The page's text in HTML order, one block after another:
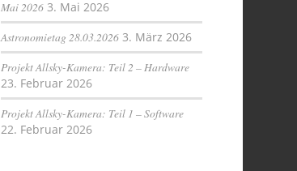
Mai 2026 3. Mai 2026
Astronomietag 28.03.2026 3. März 2026
Projekt Allsky-Kamera: Teil 2 – Hardware
23. Februar 2026
Projekt Allsky-Kamera: Teil 1 – Software
22. Februar 2026